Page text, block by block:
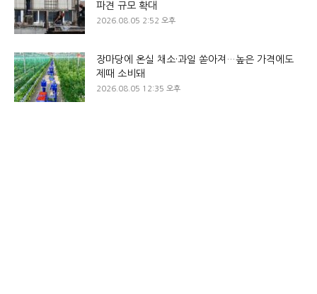
파견 규모 확대
2026.08.05 2:52 오후
장마당에 온실 채소·과일 쏟아져…높은 가격에도
제때 소비돼
2026.08.05 12:35 오후